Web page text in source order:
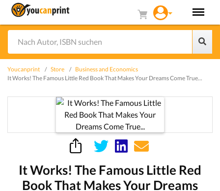
Youcanprint Store
Business and Economics
It Works! The Famous Little Red Book That Makes Your Dreams Come True...
It Works! The Famous Little Red
Book That Makes Your Dreams